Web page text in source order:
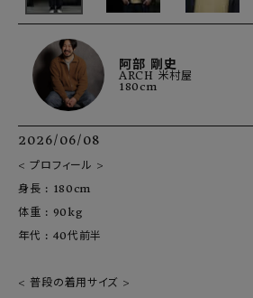
阿部 剛史
ARCH 米村屋
180cm
2026/06/08
< プロフィール >
身長 : 180cm
体重 : 90kg
年代 : 40代前半
< 普段の着用サイズ >